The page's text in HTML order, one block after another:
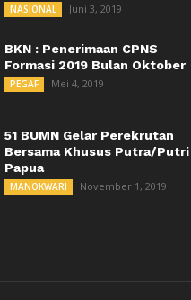
NASIONAL Juni 3, 2019
BKN : Penerimaan CPNS
Formasi 2019 Bulan Oktober
PEGAF Mei 4, 2019
51 BUMN Gelar Perekrutan
Bersama Khusus Putra/Putri
Papua
MANOKWARI November 1, 2019